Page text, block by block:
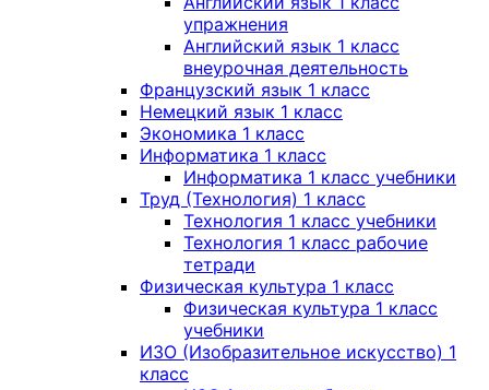
упражнения
Английский язык 1 класс
внеурочная деятельность
Французский язык 1 класс
Немецкий язык 1 класс
Экономика 1 класс
Информатика 1 класс
Информатика 1 класс учебники
Труд (Технология) 1 класс
Технология 1 класс учебники
Технология 1 класс рабочие
тетради
Физическая культура 1 класс
Физическая культура 1 класс
учебники
ИЗО (Изобразительное искусство) 1
класс